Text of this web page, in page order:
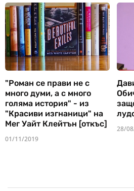
"Роман се прави не с
много думи, а с много
голяма история" - из
"Красиви изгнаници" на
Мег Уайт Клейтън [откъс]
01/11/2019
28/